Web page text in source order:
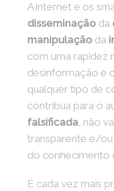
A internet e os
disseminação da
manipulação da
com uma rapidez
desinformação é
qualquer tipo de
contribua para o
falsificada, não
transparente e/ou
do conhecimento
É cada vez mais